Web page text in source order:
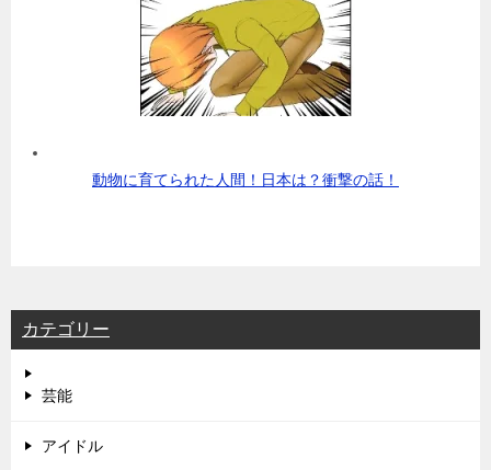
動物に育てられた人間！日本は？衝撃の話！
カテゴリー
芸能
アイドル